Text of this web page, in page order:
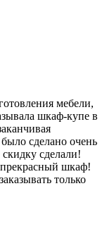
мебели,
шкаф-купе в
сделано очень
сделали!
прекрасный шкаф!
только